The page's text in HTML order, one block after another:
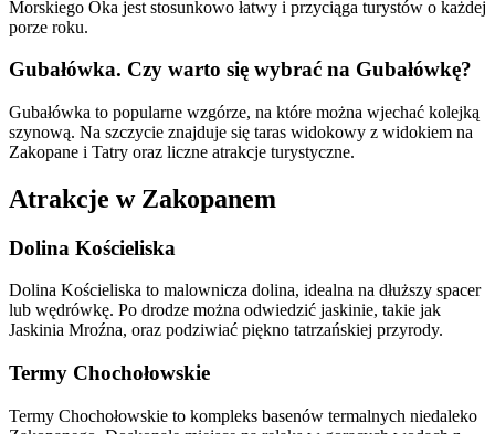
Morskiego Oka jest stosunkowo łatwy i przyciąga turystów o każdej
porze roku.
Gubałówka. Czy warto się wybrać na Gubałówkę?
Gubałówka to popularne wzgórze, na które można wjechać kolejką
szynową. Na szczycie znajduje się taras widokowy z widokiem na
Zakopane i Tatry oraz liczne atrakcje turystyczne.
Atrakcje w Zakopanem
Dolina Kościeliska
Dolina Kościeliska to malownicza dolina, idealna na dłuższy spacer
lub wędrówkę. Po drodze można odwiedzić jaskinie, takie jak
Jaskinia Mroźna, oraz podziwiać piękno tatrzańskiej przyrody.
Termy Chochołowskie
Termy Chochołowskie to kompleks basenów termalnych niedaleko